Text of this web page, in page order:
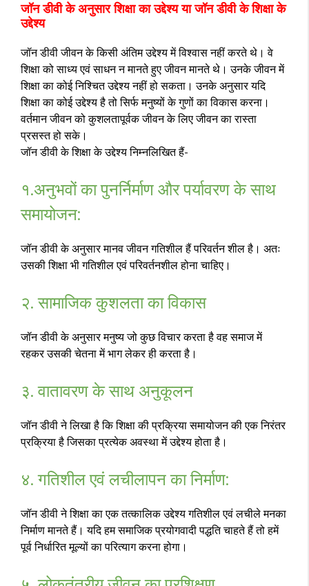
जॉन डीवी के अनुसार शिक्षा का उद्देश्य या जॉन डीवी के शिक्षा के
उद्देश्य
जॉन डीवी जीवन के किसी अंतिम उद्देश्य में विश्वास नहीं करते थे। वे
शिक्षा को साध्य एवं साधन न मानते हुए जीवन मानते थे। उनके जीवन में
शिक्षा का कोई निश्चित उद्देश्य नहीं हो सकता। उनके अनुसार यदि
शिक्षा का कोई उद्देश्य है तो सिर्फ मनुष्यों के गुणों का विकास करना।
वर्तमान जीवन को कुशलतापूर्वक जीवन के लिए जीवन का रास्ता
प्रसस्त हो सके।
जॉन डीवी के शिक्षा के उद्देश्य निम्नलिखित हैं-
१.अनुभवों का पुनर्निर्माण और पर्यावरण के साथ
समायोजन:
जॉन डीवी के अनुसार मानव जीवन गतिशील हैं परिवर्तन शील है। अतः
उसकी शिक्षा भी गतिशील एवं परिवर्तनशील होना चाहिए।
२. सामाजिक कुशलता का विकास
जॉन डीवी के अनुसार मनुष्य जो कुछ विचार करता है वह समाज में
रहकर उसकी चेतना में भाग लेकर ही करता है।
३. वातावरण के साथ अनुकूलन
जॉन डीवी ने लिखा है कि शिक्षा की प्रक्रिया समायोजन की एक निरंतर
प्रक्रिया है जिसका प्रत्येक अवस्था में उद्देश्य होता है।
४. गतिशील एवं लचीलापन का निर्माण:
जॉन डीवी ने शिक्षा का एक तत्कालिक उद्देश्य गतिशील एवं लचीले मनका
निर्माण मानते हैं। यदि हम समाजिक प्रयोगवादी पद्धति चाहते हैं तो हमें
पूर्व निर्धारित मूल्यों का परित्याग करना होगा।